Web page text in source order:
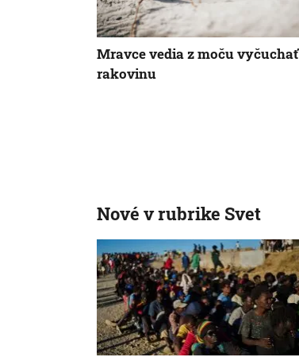
Mravce vedia z moču vyčuchať
rakovinu
Nové v rubrike Svet